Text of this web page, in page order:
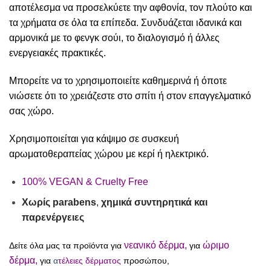
αποτέλεσμα να προσελκύετε την αφθονία, τον πλούτο και
τα χρήματα σε όλα τα επίπεδα. Συνδυάζεται ιδανικά και
αρμονικά με το φενγκ σούι, το διαλογισμό ή άλλες
ενεργειακές πρακτικές.
Μπορείτε να το χρησιμοποιείτε καθημερινά ή όποτε
νιώσετε ότι το χρειάζεστε στο σπίτι ή στον επαγγελματικό
σας χώρο.
Χρησιμοποιείται για κάψιμο σε συσκευή
αρωματοθεραπείας χώρου με κερί ή ηλεκτρικό.
100% VEGAN & Cruelty Free
Χωρίς parabens, χημικά συντηρητικά και
παρενέργειες
Δείτε όλα μας τα προϊόντα για νεανικό δέρμα, για ώριμο
δέρμα, για ατέλειες δέρματος προσώπου,